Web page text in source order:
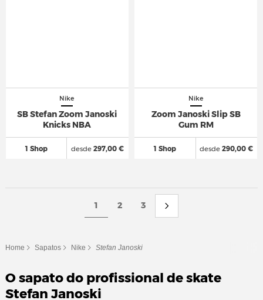
Nike
SB Stefan Zoom Janoski
Knicks NBA
1 Shop desde 297,00 €
Nike
Zoom Janoski Slip SB
Gum RM
1 Shop desde 290,00 €
1 2 3
Home Sapatos Nike Stefan Janoski
O sapato do profissional de skate
Stefan Janoski